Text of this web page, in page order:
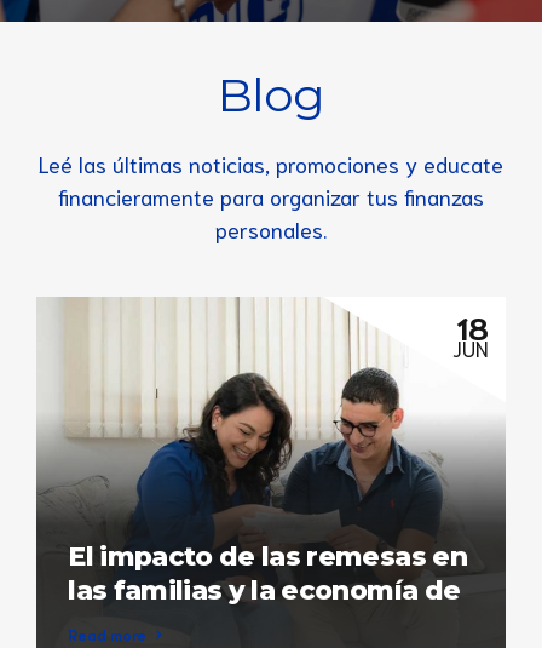
Blog
Leé las últimas noticias, promociones y educate
financieramente para organizar tus finanzas
personales.
18
JUN
El impacto de las remesas en
las familias y la economía de
la región
Read more